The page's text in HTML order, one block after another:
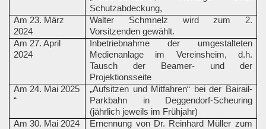
Schutzabdeckung,
Am 23. März
2024
Walter Schmnelz wird zum 2.
Vorsitzenden gewählt.
Am 27. April
2024
Inbetriebnahme der umgestalteten
Medienanlage im Vereinsheim, d.h.
Tausch der Beamer- und der
Projektionsseite
Am 24. Mai 2025
“
„Aufsitzen und Mitfahren“ bei der Bairail-
Parkbahn in Deggendorf-Scheuring
(jährlich jeweils im Frühjahr)
Am 30. Mai 2024
Ernennung von Dr. Reinhard Müller zum